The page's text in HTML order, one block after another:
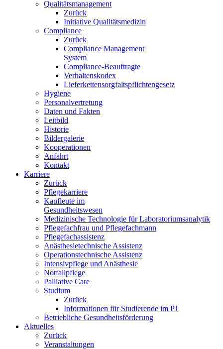
Qualitätsmanagement
Zurück
Initiative Qualitätsmedizin
Compliance
Zurück
Compliance Management
System
Compliance-Beauftragte
Verhaltenskodex
Lieferkettensorgfaltspflichtengesetz
Hygiene
Personalvertretung
Daten und Fakten
Leitbild
Historie
Bildergalerie
Kooperationen
Anfahrt
Kontakt
Karriere
Zurück
Pflegekarriere
Kaufleute im
Gesundheitswesen
Medizinische Technologie für Laboratoriumsanalytik
Pflegefachfrau und Pflegefachmann
Pflegefachassistenz
Anästhesietechnische Assistenz
Operationstechnische Assistenz
Intensivpflege und Anästhesie
Notfallpflege
Palliative Care
Studium
Zurück
Informationen für Studierende im PJ
Betriebliche Gesundheitsförderung
Aktuelles
Zurück
Veranstaltungen